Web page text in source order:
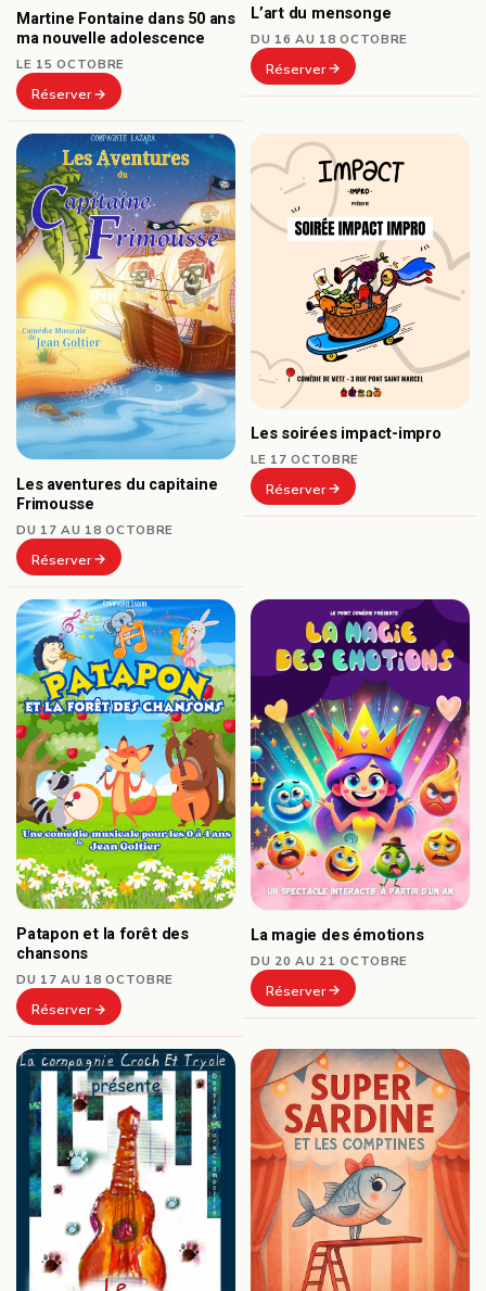
Martine Fontaine dans 50 ans
ma nouvelle adolescence
LE 15 OCTOBRE
Réserver
L’art du mensonge
DU 16 AU 18 OCTOBRE
Réserver
Les aventures du capitaine
Frimousse
DU 17 AU 18 OCTOBRE
Réserver
Les soirées impact-impro
LE 17 OCTOBRE
Réserver
Patapon et la forêt des
chansons
DU 17 AU 18 OCTOBRE
Réserver
La magie des émotions
DU 20 AU 21 OCTOBRE
Réserver